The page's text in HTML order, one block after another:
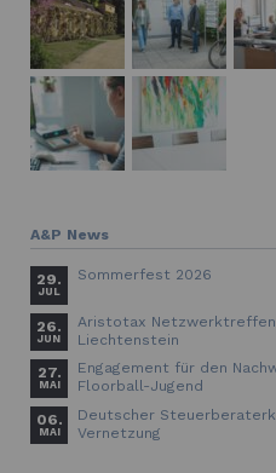
A&P News
29.
JUL
Sommerfest 2026
26.
JUN
Aristotax Netzwerktreffen
Liechtenstein
27.
MAI
Engagement für den
Floorball-Jugend
06.
MAI
Deutscher
Vernetzung